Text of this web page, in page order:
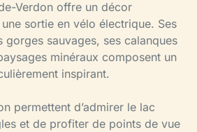
Verdon offre un décor
sortie en vélo électrique. Ses
gorges sauvages, ses calanques
minéraux composent un
inspirant.
permettent d’admirer le lac
et de profiter de points de vue